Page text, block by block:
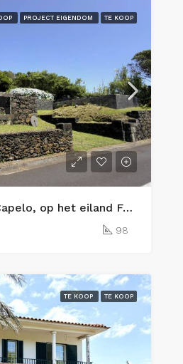
PROJECT EIGENDOM TE KOOP
Unieke kans in Capelo, op het eiland Faial: twee aangrenzende bouwkavels in de bebouwde kom met uitzicht op zee en traditionele charme
98
TE KOOP TE KOOP